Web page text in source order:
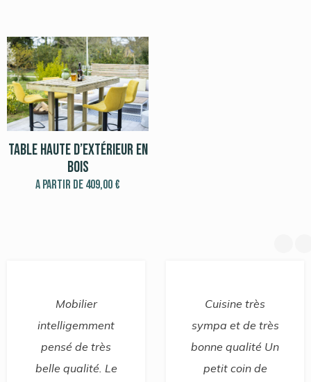
Table Haute d’Extérieur en
Bois
A partir de409,00€
de très
qualité. Le
Cuisine très
sympa et de très
bonne qualité Un
petit coin de